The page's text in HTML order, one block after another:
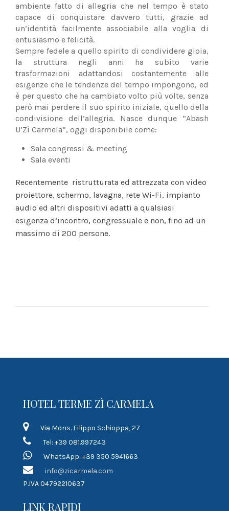
ambiente fatto di allegria che nel tempo è stato
capace di conquistare davvero tutti, grazie ad
un’identità facilmente associabile alla voglia di
entusiasmo e felicità.
Sempre fedele a quello spirito di condividere gioia,
la struttura negli anni ha subito varie
trasformazioni adattandosi costantemente alle
esigenze che le tendenze del tempo impongono, ed
è per questo che ha cambiato volto più volte, senza
però mai perdere il suo spirito iniziale, quello della
condivisione dell’allegria. Nasce dunque “Abash
U’Zì Carmela”, oggi disponibile come:
Sala congressi & meeting
Sala eventi
Recentemente ristrutturata ed attrezzata con video
proiettore, schermo, lavagna, rete Wi-Fi, impianto
audio ed altri dispositivi adatti a qualsiasi
esigenza d’incontro, congressuale e non, fino ad un
massimo di 200 persone.
HOTEL TERME ZÌ CARMELA
Via Mons. Filippo Schioppa, 27
Tel: +39 081.997243
WhatsApp: +39 350 5941663
info@zicarmela.com
P.IVA 04792210637
LINK RAPIDI